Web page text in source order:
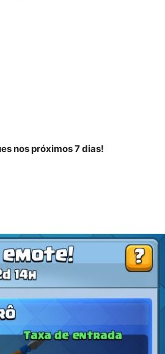
nos próximos 7 dias!